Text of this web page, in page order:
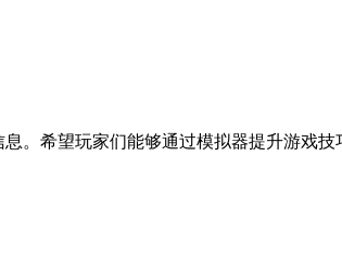
。希望玩家们能够通过模拟器提升游戏技